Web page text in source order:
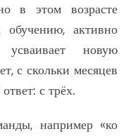
в этом возрасте
активно
новую
с скольки месяцев
с трёх.
например «ко